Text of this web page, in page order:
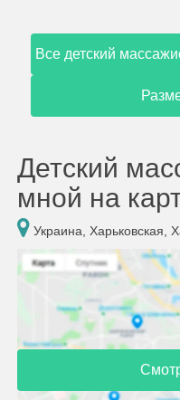
Все детский
Детский
мной на
Украина, Харьковская,